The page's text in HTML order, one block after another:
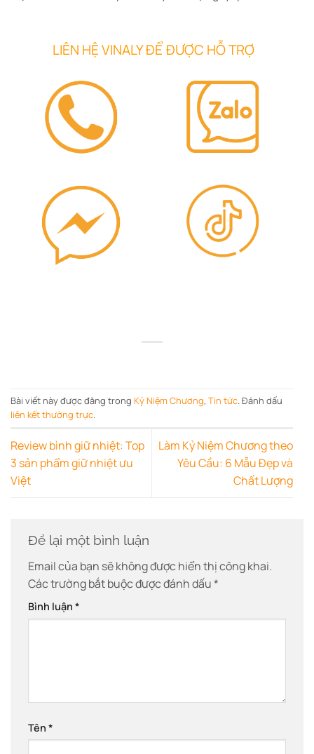
LIÊN HỆ VINALY ĐỂ ĐƯỢC HỖ TRỢ
Bài viết này được đăng trong Kỷ Niệm Chương, Tin tức. Đánh dấu
liên kết thường trực.
Review bình giữ nhiệt: Top
3 sản phẩm giữ nhiệt ưu
Việt
Làm Kỷ Niệm Chương theo
Yêu Cầu: 6 Mẫu Đẹp và
Chất Lượng
Để lại một bình luận
Email của bạn sẽ không được hiển thị công khai.
Các trường bắt buộc được đánh dấu*
Bình luận *
Tên *